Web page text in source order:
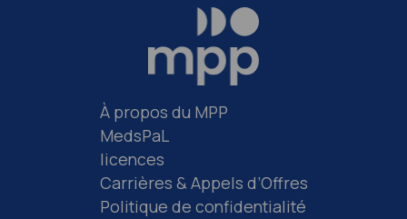
À propos du MPP
MedsPaL
licences
Carrières & Appels d’Offres
Politique de confidentialité